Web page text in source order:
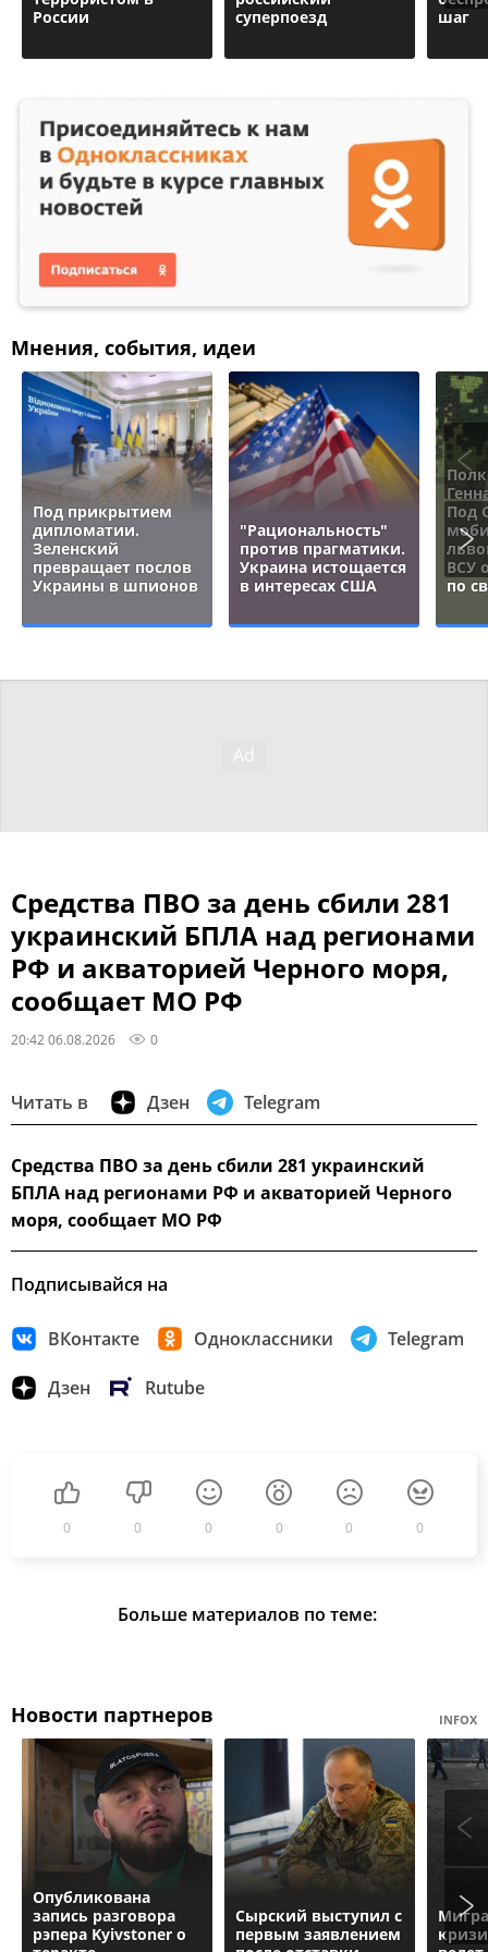
России
суперпоезд
шаг
Мнения, события, идеи
Под прикрытием
дипломатии.
Зеленский
превращает послов
Украины в шпионов
"Рациональность"
против прагматики.
Украина истощается
в интересах США
Под
ВСУ
по
Средства ПВО за день сбили 281
украинский БПЛА над регионами
РФ и акваторией Черного моря,
сообщает МО РФ
20:42 06.08.2026 0
Читать в Дзен Telegram
Средства ПВО за день сбили 281 украинский
БПЛА над регионами РФ и акваторией Черного
моря, сообщает МО РФ
Подписывайся на
ВКонтакте Одноклассники Telegram
Дзен Rutube
0 0 0 0 0 0
Больше материалов по теме:
Новости партнеров INFOX
Опубликована
запись разговора
рэпера Kyivstoner о
Сырский выступил с
первым заявлением